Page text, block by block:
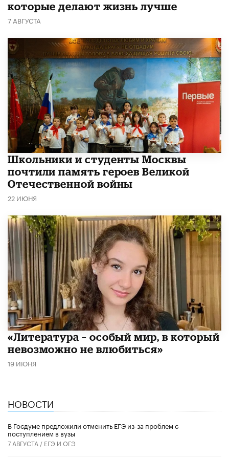
которые делают жизнь лучше
7 АВГУСТА
Школьники и студенты Москвы
почтили память героев Великой
Отечественной войны
22 ИЮНЯ
​«Литература – особый мир, в который
невозможно не влюбиться»
19 ИЮНЯ
НОВОСТИ
В Госдуме предложили отменить ЕГЭ из-за проблем с
поступлением в вузы
7 АВГУСТА / ЕГЭ И ОГЭ